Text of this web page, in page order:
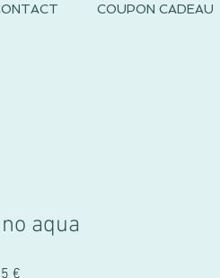
COUPON CADEAU
aqua
€